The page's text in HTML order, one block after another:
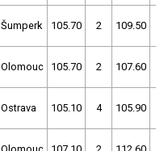
Šumperk 105.70 2 109.50
Olomouc 105.70 2 107.60
Ostrava 105.10 4 105.90